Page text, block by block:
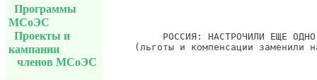
Программы
МСоЭС
Проекты и
кампании
членов МСоЭС
РОССИЯ: НАСТРОЧИЛИ ЕЩЕ
(льготы и компенсации заменили